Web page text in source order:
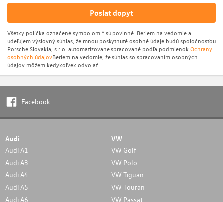
Poslať dopyt
Všetky políčka označené symbolom * sú povinné. Beriem na vedomie a
udeľujem výslovný súhlas, že mnou poskytnuté osobné údaje budú spoločnosťou
Porsche Slovakia, s.r.o. automatizovane spracované podľa podmienok Ochrany
osobných údajovBeriem na vedomie, že súhlas so spracovaním osobných
údajov môžem kedykoľvek odvolať.
Facebook
Audi
Audi A1
Audi A3
Audi A4
Audi A5
Audi A6
VW
VW Golf
VW Polo
VW Tiguan
VW Touran
VW Passat